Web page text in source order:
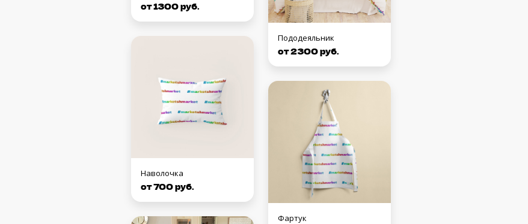
от 1300 руб.
Наволочка
от 700 руб.
Пододеяльник
от 2300 руб.
Фартук